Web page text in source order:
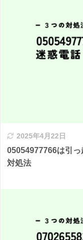
2025年4月22日
05054977766は引
対処法